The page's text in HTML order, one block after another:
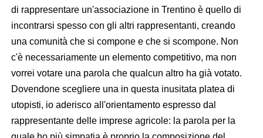
di rappresentare un'associazione in Trentino è quello di
incontrarsi spesso con gli altri rappresentanti, creando
una comunità che si compone e che si scompone. Non
c'è necessariamente un elemento competitivo, ma non
vorrei votare una parola che qualcun altro ha già votato.
Dovendone scegliere una in questa inusitata platea di
utopisti, io aderisco all'orientamento espresso dal
rappresentante delle imprese agricole: la parola per la